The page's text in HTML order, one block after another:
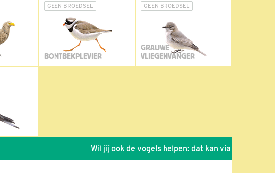
GEEN BROEDSEL
BONTBEKPLEVIER
GEEN BROEDSEL
GRAUWE
VLIEGENVANGER
Wil jij ook de vogels helpen: dat kan via de link!